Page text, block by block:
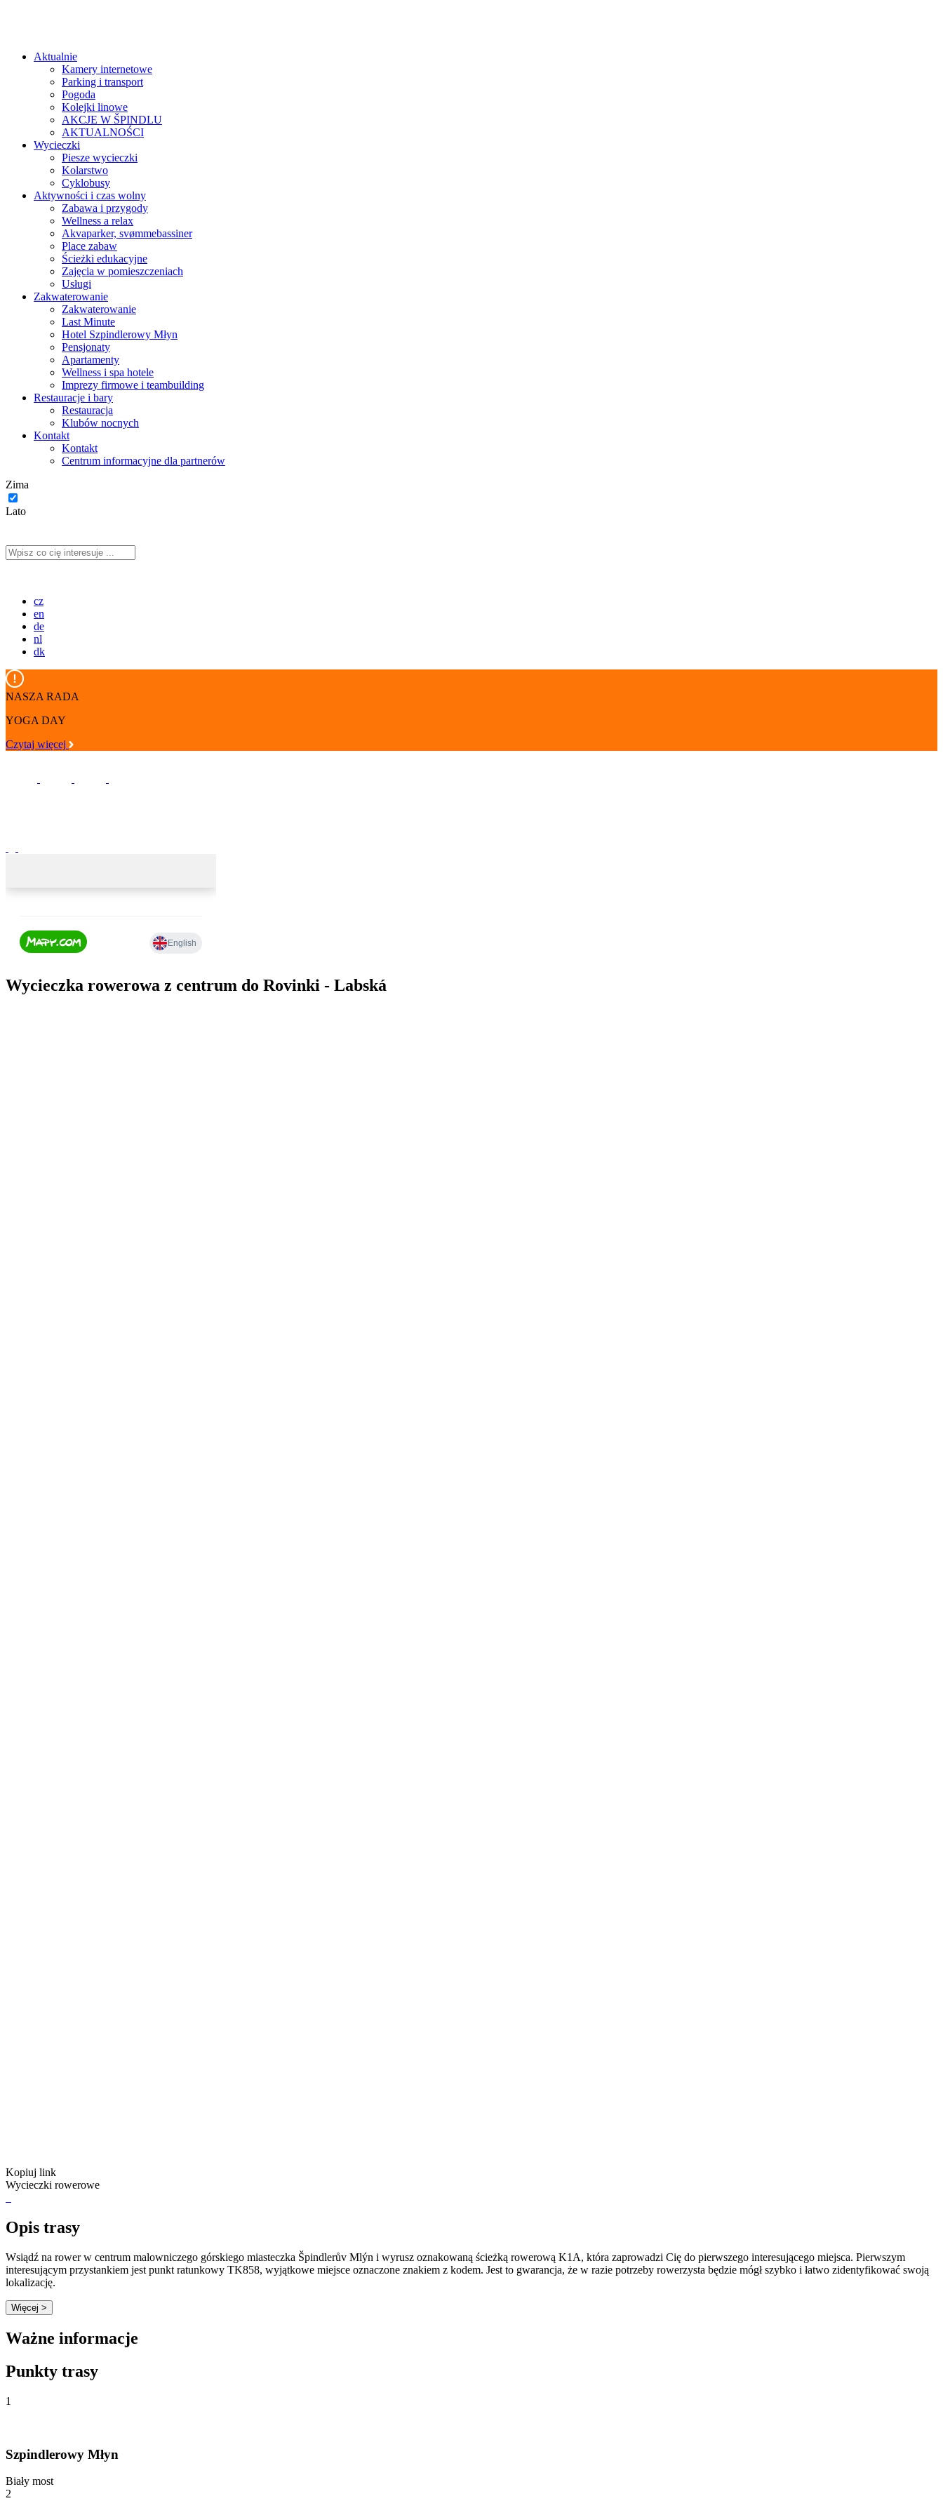
Aktualnie
Kamery internetowe
Parking i transport
Pogoda
Kolejki linowe
AKCJE W ŠPINDLU
AKTUALNOŚCI
Wycieczki
Piesze wycieczki
Kolarstwo
Cyklobusy
Aktywności i czas wolny
Zabawa i przygody
Wellness a relax
Akvaparker, svømmebassiner
Place zabaw
Ścieżki edukacyjne
Zajęcia w pomieszczeniach
Usługi
Zakwaterowanie
Zakwaterowanie
Last Minute
Hotel Szpindlerowy Młyn
Pensjonaty
Apartamenty
Wellness i spa hotele
Imprezy firmowe i teambuilding
Restauracje i bary
Restauracja
Klubów nocnych
Kontakt
Kontakt
Centrum informacyjne dla partnerów
Zima
Lato
cz
en
de
nl
dk
NASZA RADA
YOGA DAY
Czytaj więcej
Wycieczka rowerowa z centrum do Rovinki - Labská
Kopiuj link
Wycieczki rowerowe
Opis trasy
Wsiądź na rower w centrum malowniczego górskiego miasteczka Špindlerův Mlýn i wyrusz oznakowaną ścieżką rowerową K1A, która zaprowadzi Cię do pierwszego interesującego miejsca. Pierwszym
interesującym przystankiem jest punkt ratunkowy TK858, wyjątkowe miejsce oznaczone znakiem z kodem. Jest to gwarancja, że w razie potrzeby rowerzysta będzie mógł szybko i łatwo zidentyfikować swoją
lokalizację.
Więcej >
Ważne informacje
Punkty trasy
1
Szpindlerowy Młyn
Biały most
2